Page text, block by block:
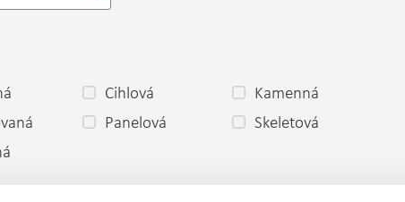
Cihlová
Kamenná
Panelová
Skeletová